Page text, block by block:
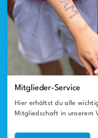
Mitglieder-Service
Hier erhältst du alle
Mitgliedschaft in unserem